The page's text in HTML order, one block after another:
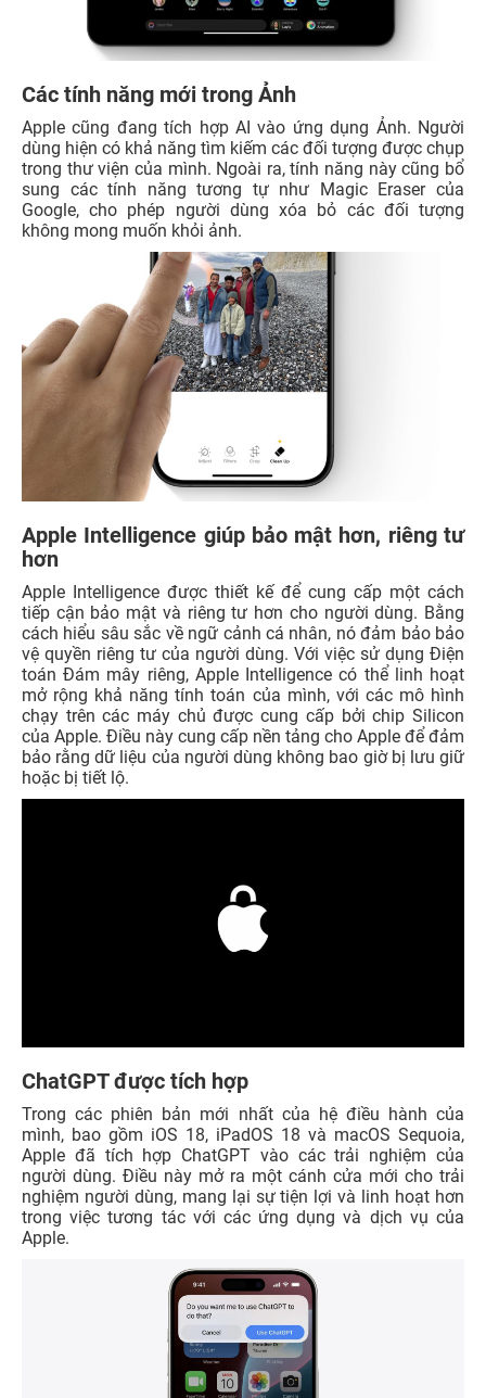
Các tính năng mới trong Ảnh
Apple cũng đang tích hợp AI vào ứng dụng Ảnh. Người
dùng hiện có khả năng tìm kiếm các đối tượng được chụp
trong thư viện của mình. Ngoài ra, tính năng này cũng bổ
sung các tính năng tương tự như Magic Eraser của
Google, cho phép người dùng xóa bỏ các đối tượng
không mong muốn khỏi ảnh.
Apple Intelligence giúp bảo mật hơn, riêng tư
hơn
Apple Intelligence được thiết kế để cung cấp một cách
tiếp cận bảo mật và riêng tư hơn cho người dùng. Bằng
cách hiểu sâu sắc về ngữ cảnh cá nhân, nó đảm bảo bảo
vệ quyền riêng tư của người dùng. Với việc sử dụng Điện
toán Đám mây riêng, Apple Intelligence có thể linh hoạt
mở rộng khả năng tính toán của mình, với các mô hình
chạy trên các máy chủ được cung cấp bởi chip Silicon
của Apple. Điều này cung cấp nền tảng cho Apple để đảm
bảo rằng dữ liệu của người dùng không bao giờ bị lưu giữ
hoặc bị tiết lộ.
ChatGPT được tích hợp
Trong các phiên bản mới nhất của hệ điều hành của
mình, bao gồm iOS 18, iPadOS 18 và macOS Sequoia,
Apple đã tích hợp ChatGPT vào các trải nghiệm của
người dùng. Điều này mở ra một cánh cửa mới cho trải
nghiệm người dùng, mang lại sự tiện lợi và linh hoạt hơn
trong việc tương tác với các ứng dụng và dịch vụ của
Apple.